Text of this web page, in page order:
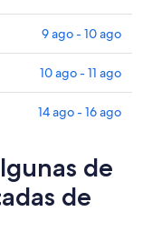
9 ago - 10 ago
10 ago - 11 ago
14 ago - 16 ago
de
de